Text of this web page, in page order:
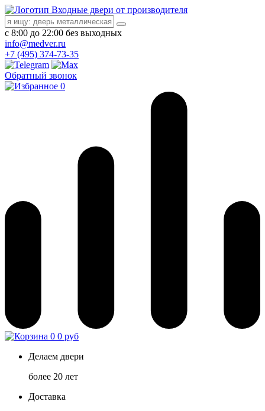
Входные двери от производителя
с 8:00 до 22:00 без выходных
info@medver.ru
+7 (495) 374-73-35
Обратный звонок
0
0 0 руб
Делаем двери
более 20 лет
Доставка